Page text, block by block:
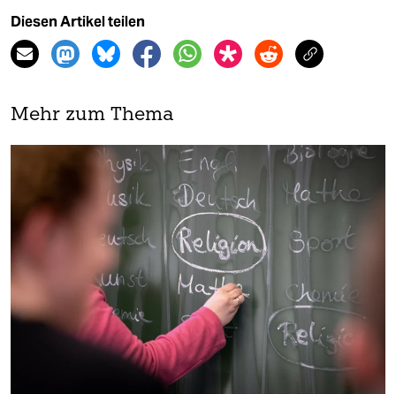
Diesen Artikel teilen
Mehr zum Thema